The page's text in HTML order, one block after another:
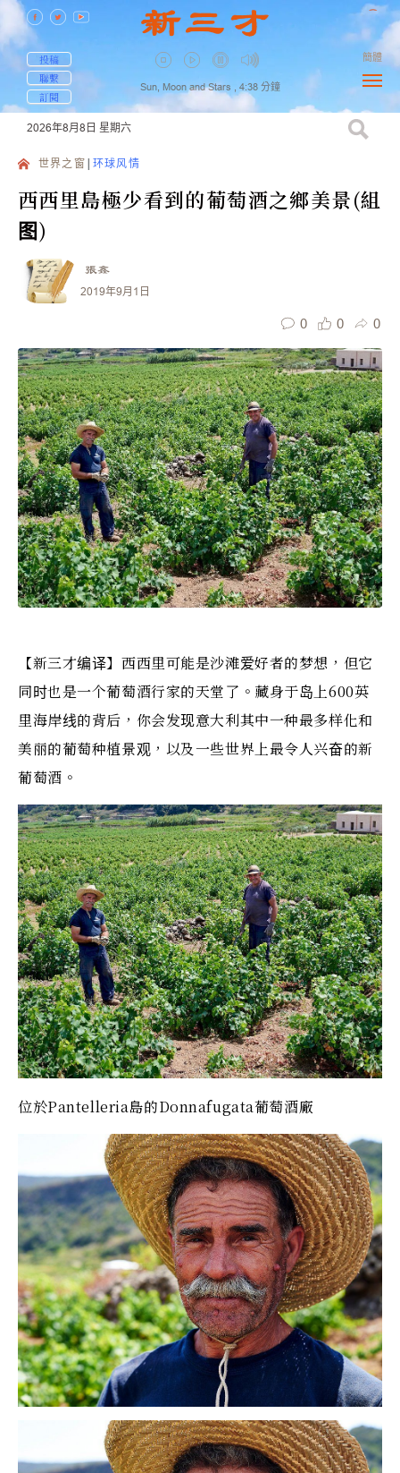
投稿
聯繫
訂閱
Sun, Moon and Stars , 4:38 分鐘
簡體
2026年8月8日 星期六
世界之窗 环球风情
西西里島極少看到的葡萄酒之鄉美景(組
图)
張鑫
2019年9月1日
0 0 0
【新三才编译】西西里可能是沙滩爱好者的梦想，但它
同时也是一个葡萄酒行家的天堂了。藏身于岛上600英
里海岸线的背后，你会发现意大利其中一种最多样化和
美丽的葡萄种植景观，以及一些世界上最令人兴奋的新
葡萄酒。
位於Pantelleria島的Donnafugata葡萄酒廠